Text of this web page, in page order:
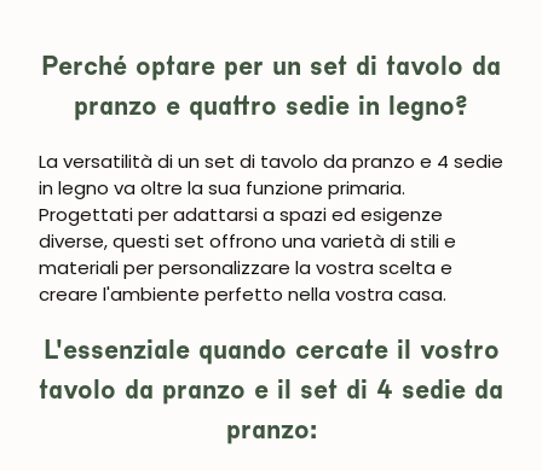
Perché optare per un set di tavolo da
pranzo e quattro sedie in legno?
La versatilità di un set di tavolo da pranzo e 4 sedie
in legno va oltre la sua funzione primaria.
Progettati per adattarsi a spazi ed esigenze
diverse, questi set offrono una varietà di stili e
materiali per personalizzare la vostra scelta e
creare l'ambiente perfetto nella vostra casa.
L'essenziale quando cercate il vostro
tavolo da pranzo e il set di 4 sedie da
pranzo: